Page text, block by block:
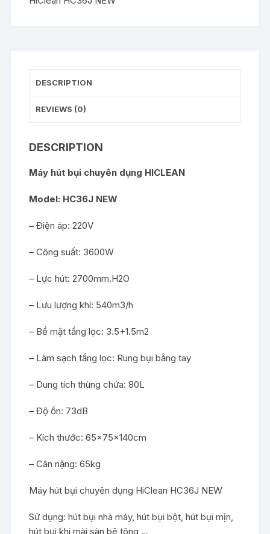
DESCRIPTION
REVIEWS (0)
DESCRIPTION
Máy hút bụi chuyên dụng HICLEAN
Model: HC36J NEW
–Điện áp: 220V
– Công suất: 3600W
– Lực hút: 2700mm.H2O
– Lưu lượng khí: 540m3/h
– Bề mặt tầng lọc: 3.5+1.5m2
– Làm sạch tầng lọc: Rung bụi bằng tay
– Dung tích thùng chứa: 80L
– Độ ồn: 73dB
– Kích thước: 65x75x140cm
– Cân nặng: 65kg
Máy hút bụi chuyên dụng HiClean HC36J NEW
Sử dụng: hút bụi nhà máy, hút bụi bột, hút bụi mịn,
hút bụi khi mài sàn bê tông,…